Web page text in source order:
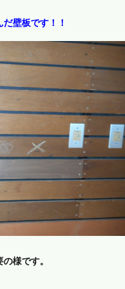
壁板です！！
様です。